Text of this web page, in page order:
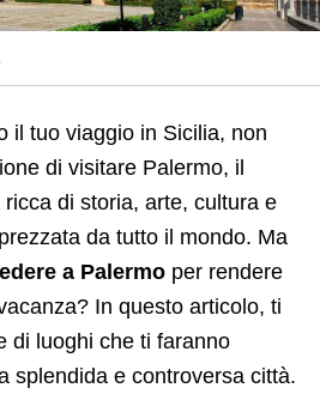
il tuo viaggio in Sicilia, non
di visitare Palermo, il
di storia, arte, cultura e
da tutto il mondo. Ma
a Palermo per rendere
In questo articolo, ti
di luoghi che ti faranno
splendida e controversa città.